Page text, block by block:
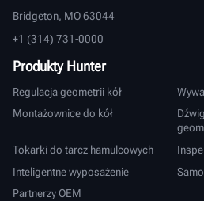
Bridgeton, MO 63044
+1 (314) 731-0000
Produkty Hunter
Regulacja geometrii kół
Montażownice do kół
Tokarki do tarcz hamulcowych
Inteligentne wyposażenie
Partnerzy OEM